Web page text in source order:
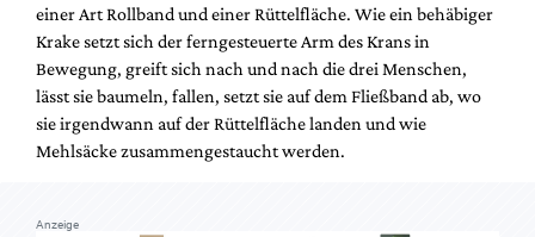
einer Art Rollband und einer Rüttelfläche. Wie ein behäbiger
Krake setzt sich der ferngesteuerte Arm des Krans in
Bewegung, greift sich nach und nach die drei Menschen,
lässt sie baumeln, fallen, setzt sie auf dem Fließband ab, wo
sie irgendwann auf der Rüttelfläche landen und wie
Mehlsäcke zusammengestaucht werden.
Anzeige